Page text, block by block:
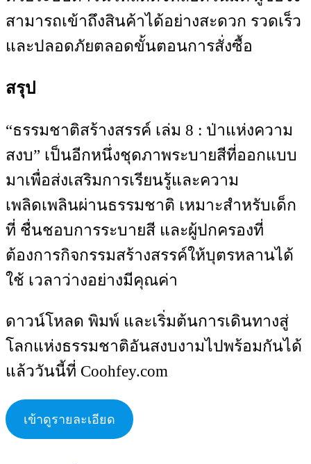
สามารถเข้าถึงสินค้าได้อย่างสะดวก รวดเร็ว
และปลอดภัยตลอดขั้นตอนการสั่งซื้อ
สรุป
“ธรรมชาติสร้างสรรค์ เล่ม 8 : ป่าแห่งความ
สงบ” เป็นอีกหนึ่งชุดภาพระบายสีที่ออกแบบ
มาเพื่อส่งเสริมการเรียนรู้และความ
เพลิดเพลินผ่านธรรมชาติ เหมาะสำหรับเด็ก
ที่ ชื่นชอบการระบายสี และผู้ปกครองที่
ต้องการกิจกรรมสร้างสรรค์ให้บุตรหลานได้
ใช้ เวลาว่างอย่างมีคุณค่า
ดาวน์โหลด พิมพ์ และเริ่มต้นการเดินทางสู่
โลกแห่งธรรมชาติอันสงบงามไปพร้อมกันได้
แล้ววันนี้ที่ Coohfey.com
เข้าดูรายละเอียด